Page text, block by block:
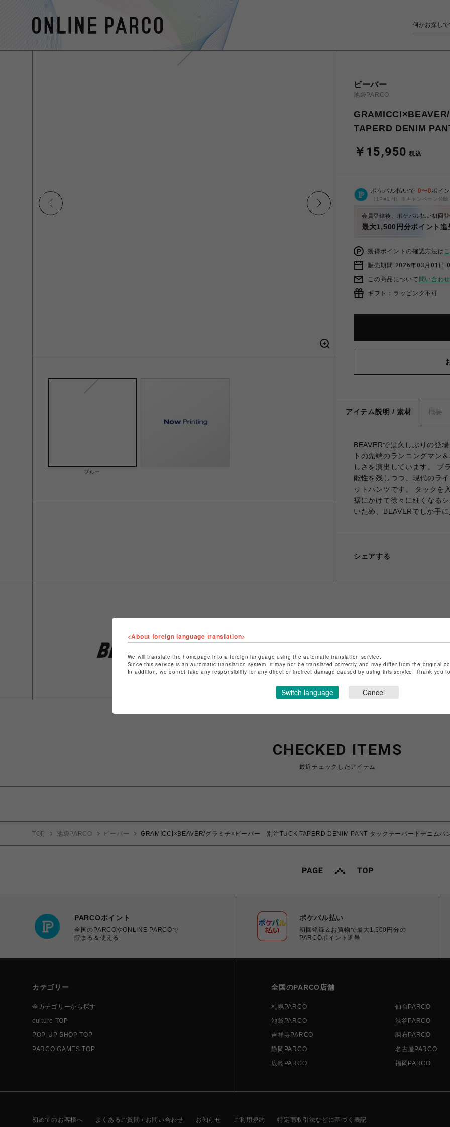
ブルー
ビーバー
池袋PARCO
TAPERD DENIM
￥15,950 税込
ポケパル払いで 0〜0ポイ
（1P=1円）※キャンペーン分除
会員登録後、ポケパル払い初回
最大1,500円分ポイント進
獲得ポイントの確認方法は
販売期間 2026年03月01日
この商品について 問い合わ
ギフト：ラッピング不可
アイテム説明 / 素材 概要
BEAVERでは久しぶりの登
トの先端のランニングマン
しさを演出しています。 ブ
能性を残しつつ、現代のラ
ットパンツです。 タックを
裾にかけて徐々に細くなる
いため、BEAVERでしか手
シェアする
店舗名
池袋PARCO
特定商取引法など法令に基づく表記はこちら
ショップお問い合わせはこちら
CHECKED ITEMS
最近チェックしたアイテム
TOP 池袋PARCO ビーバー GRAMICCI×BEAVER/グラミチ×ビーバー 別注TUCK TAPERD DENIM PANT タックテーパードデニムパ
PARCOポイント
全国のPARCOやONLINE PARCOで
貯まる＆使える
ポケパル払い
初回登録＆お買物で最大1,500円分の
PARCOポイント進呈
カテゴリー
全カテゴリーから探す
culture TOP
POP-UP SHOP TOP
PARCO GAMES TOP
全国のPARCO店舗
札幌PARCO
仙台PARCO
池袋PARCO
渋谷PARCO
吉祥寺PARCO
調布PARCO
静岡PARCO
名古屋PARCO
広島PARCO
福岡PARCO
初めてのお客様へ よくあるご質問 / お問い合わせ お知らせ ご利用規約 特定商取引法などに基づく表記
<About foreign language translation>
We will translate the homepage into a foreign language using the automatic translation service.
Since this service is an automatic translation system, it may not be translated correctly and may differ from the original
In addition, we do not take any responsibility for any direct or indirect damage caused by using this service. Thank you
Switch language Cancel